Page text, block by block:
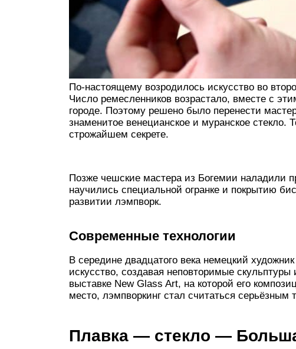
По-настоящему возродилось искусство во
Число ремесленников возрастало, вместе с
городе. Поэтому решено было перенести
знаменитое венецианское и муранское стекло.
строжайшем секрете.
Позже чешские мастера из Богемии наладили
научились специальной огранке и покрытию
развитии лэмпворк.
Современные технологии
В середине двадцатого века немецкий
искусство, создавая неповторимые
выставке New Glass Art, на которой его
место, лэмпворкинг стал считаться серьёзным
Плавка — стекло —